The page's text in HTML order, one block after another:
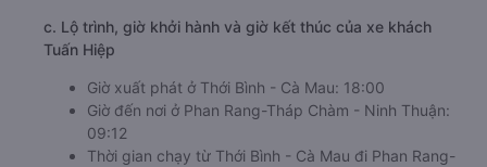
c. Lộ trình, giờ khởi hành và giờ kết thúc của xe khách
Tuấn Hiệp
Giờ xuất phát ở Thới Bình - Cà Mau: 18:00
Giờ đến nơi ở Phan Rang-Tháp Chàm - Ninh Thuận:
09:12
Thời gian chạy từ Thới Bình - Cà Mau đi Phan Rang-